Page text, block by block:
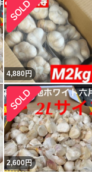
4,880円
2,600円